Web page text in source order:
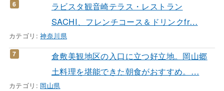
ラビスタ観音崎テラス・レストラン
SACHI、フレンチコース＆ドリンクfr…
カテゴリ:神奈川県
倉敷美観地区の入口に立つ好立地。岡山郷
土料理を堪能できた朝食がおすすめ。…
カテゴリ: 岡山県